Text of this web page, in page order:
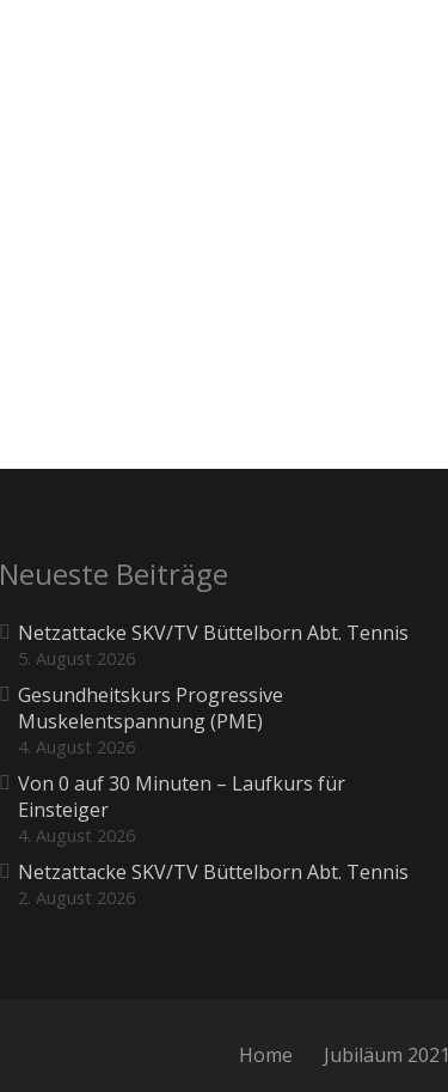
Neueste Beiträge
Netzattacke SKV/TV Büttelborn Abt. Tennis
5. August 2026
Gesundheitskurs Progressive
Muskelentspannung (PME)
4. August 2026
Von 0 auf 30 Minuten – Laufkurs für
Einsteiger
4. August 2026
Netzattacke SKV/TV Büttelborn Abt. Tennis
2. August 2026
Home Jubiläum 2021